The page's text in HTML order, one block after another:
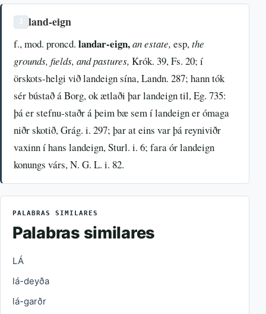
land-eign
f., mod. proncd. landar-eign,an estate, esp,the
grounds, fields, and pastures, Krók. 39, Fs. 20; í
örskots-helgi við landeign sína, Landn. 287; hann tók
sér bústað á Borg, ok ætlaði þar landeign til, Eg. 735:
þá er stefnu-staðr á þeim bæ sem í landeign er ómaga
niðr skotið, Grág. i. 297; þar at eins var þá reyniviðr
vaxinn í hans landeign, Sturl. i. 6; fara ór landeign
konungs várs, N. G. L. i. 82.
PALABRAS SIMILARES
Palabras similares
LÁ
lá-deyða
lá-garðr